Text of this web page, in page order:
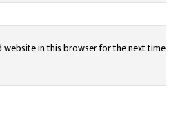
website in this browser for the next time